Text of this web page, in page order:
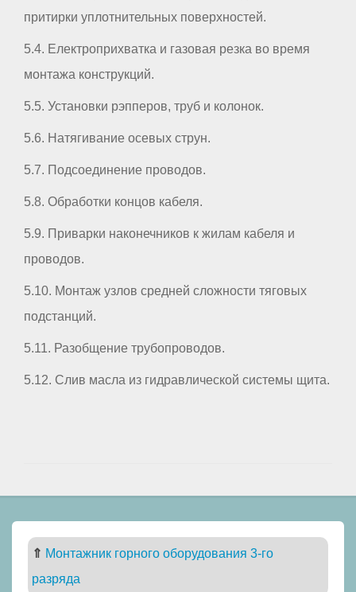
притирки уплотнительных поверхностей.
5.4. Електроприхватка и газовая резка во время
монтажа конструкций.
5.5. Установки рэпперов, труб и колонок.
5.6. Натягивание осевых струн.
5.7. Подсоединение проводов.
5.8. Обработки концов кабеля.
5.9. Приварки наконечников к жилам кабеля и
проводов.
5.10. Монтаж узлов средней сложности тяговых
подстанций.
5.11. Разобщение трубопроводов.
5.12. Слив масла из гидравлической системы щита.
⇑ Монтажник горного оборудования 3-го
разряда